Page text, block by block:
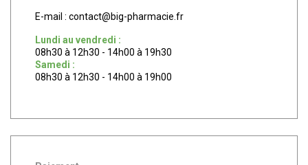
E-mail : contact@big-pharmacie.fr
Lundi au vendredi :
08h30 à 12h30 - 14h00 à 19h30
Samedi :
08h30 à 12h30 - 14h00 à 19h00